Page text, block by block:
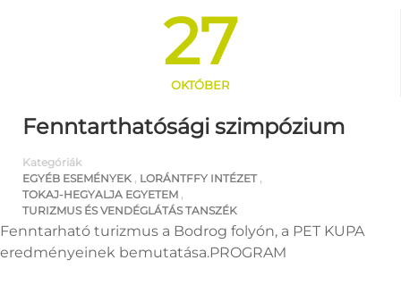
27
OKTÓBER
Fenntarthatósági szimpózium
Kategóriák
EGYÉB ESEMÉNYEK , LORÁNTFFY INTÉZET,
TOKAJ-HEGYALJA EGYETEM ,
TURIZMUS ÉS VENDÉGLÁTÁS TANSZÉK
Fenntarható turizmus a Bodrog folyón, a PET KUPA
eredményeinek bemutatása.PROGRAM